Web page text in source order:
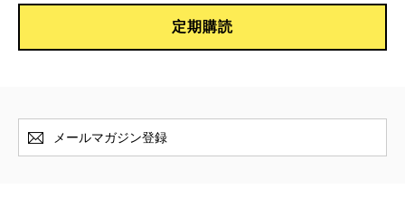
東川篤哉『ハッピーアワーは終わらない―かがや
定期購読
メールマガジン登録